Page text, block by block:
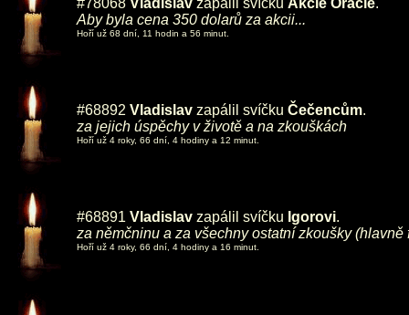
#78068 Vladislav zapálil svíčku Akcie Oracle.
Aby byla cena 350 dolarů za akcii...
Hoří už 68 dní, 11 hodin a 56 minut.
#68892 Vladislav zapálil svíčku Čečencům.
za jejich úspěchy v životě a na zkouškách
Hoří už 4 roky, 66 dní, 4 hodiny a 12 minut.
#68891 Vladislav zapálil svíčku Igorovi.
za němčninu a za všechny ostatní zkoušky (hlavně
Hoří už 4 roky, 66 dní, 4 hodiny a 16 minut.